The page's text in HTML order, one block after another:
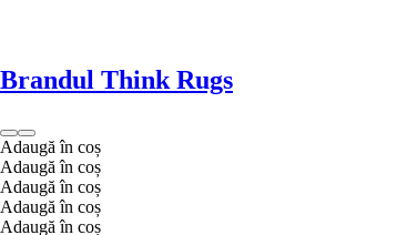
Brandul Think Rugs
Adaugă în coș
Adaugă în coș
Adaugă în coș
Adaugă în coș
Adaugă în coș